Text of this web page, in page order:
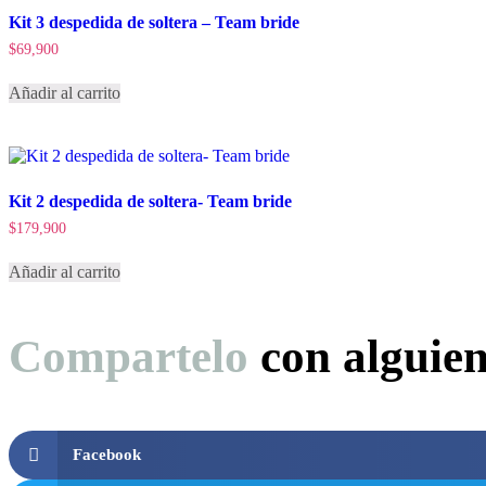
Kit 3 despedida de soltera – Team bride
$69,900
Añadir al carrito
Kit 2 despedida de soltera- Team bride
$179,900
Añadir al carrito
Compartelo con
Facebook